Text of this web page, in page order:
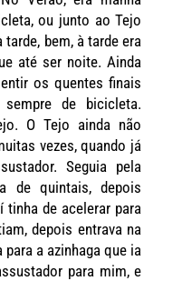
ou junto ao Tejo
bem, à tarde era
até ser noite. Ainda
os quentes finais
de bicicleta.
O Tejo ainda não
vezes, quando já
Seguia pela
de quintais, depois
tinha de acelerar para
depois entrava na
para a azinhaga que ia
para mim, e